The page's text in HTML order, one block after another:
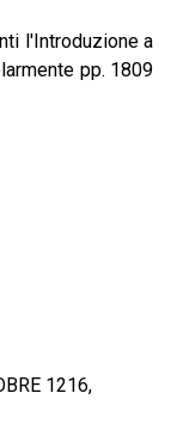
l'Introduzione a
pp. 1809
1216,